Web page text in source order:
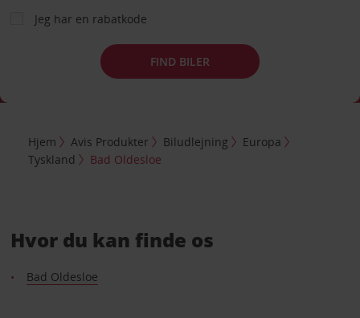
Jeg har en rabatkode
FIND BILER
Hjem Avis Produkter Biludlejning
Europa
Tyskland
Bad Oldesloe
Hvor du kan finde os
Bad Oldesloe